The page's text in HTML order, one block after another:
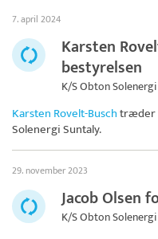
7. april 2024
Karsten
bestyrelsen
K/S Obton
Karsten Rovelt-Buschtræder
Solenergi Suntaly.
29. november 2023
Jacob Olsen
K/S Obton